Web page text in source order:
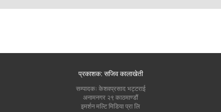
प्रकाशक: सजिव कालाखेती
सम्पादकः केशवप्रसाद भट्टराई
अनामनगर २९ काठमाण्डौं
इमर्शन मल्टि मिडिया प्रा लि